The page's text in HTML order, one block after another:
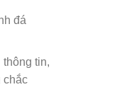
đá
thông tin,
chắc